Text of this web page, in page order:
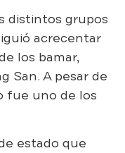
distintos grupos
acrecentar
los bamar,
San. A pesar de
fue uno de los
estado que